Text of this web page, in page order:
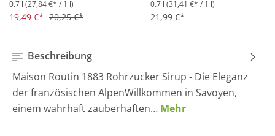
Durchschnittliche Bewertung von 4.5 von 5 Sternen
0.7 l (27,84 €* / 1 l)
19,49 €* 20,25 €*
Durchschnittliche
0.7 l (31,41 €* / 1 l)
21,99 €*
Beschreibung
Maison Routin 1883 Rohrzucker Sirup - Die Eleganz
der französischen AlpenWillkommen in Savoyen,
einem wahrhaft zauberhaften… Mehr